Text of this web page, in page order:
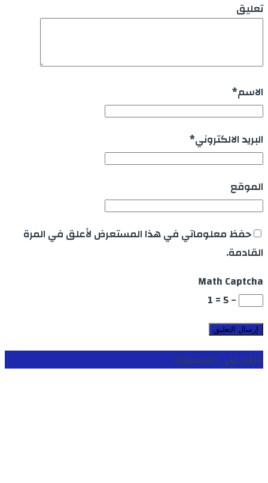
تعليق
الاسم*
البريد الالكتروني*
الموقع
حفظ معلوماتي في هذا المستعرض لأعلق في المرة
القادمة.
Math Captcha
− 5 = 1
تابعنا على الفايسبوك